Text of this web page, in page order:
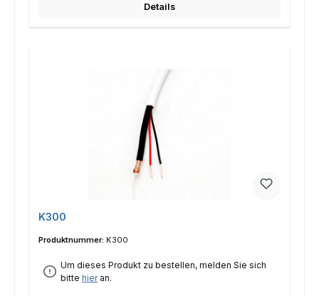
Details
K300
Produktnummer: K300
Um dieses Produkt zu bestellen, melden Sie sich
bittehieran.